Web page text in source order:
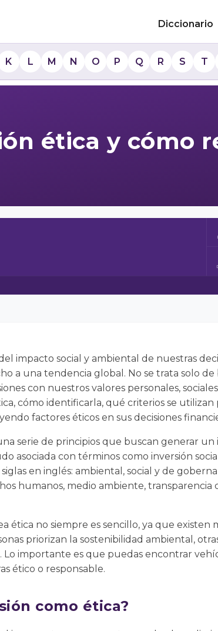
Diccionario
K L M N O P Q R S T
ética y cómo
impacto social y ambiental de nuestras
a una tendencia global. No se trata solo
con nuestros valores personales,
cómo identificarla, qué criterios se utilizan
factores éticos en sus decisiones
serie de principios que buscan generar un
asociada con términos como inversión
en inglés: ambiental, social y de
humanos, medio ambiente, transparencia
ética no siempre es sencillo, ya que existen
priorizan la sostenibilidad ambiental,
Lo importante es que puedas encontrar
ético o responsable.
como ética?